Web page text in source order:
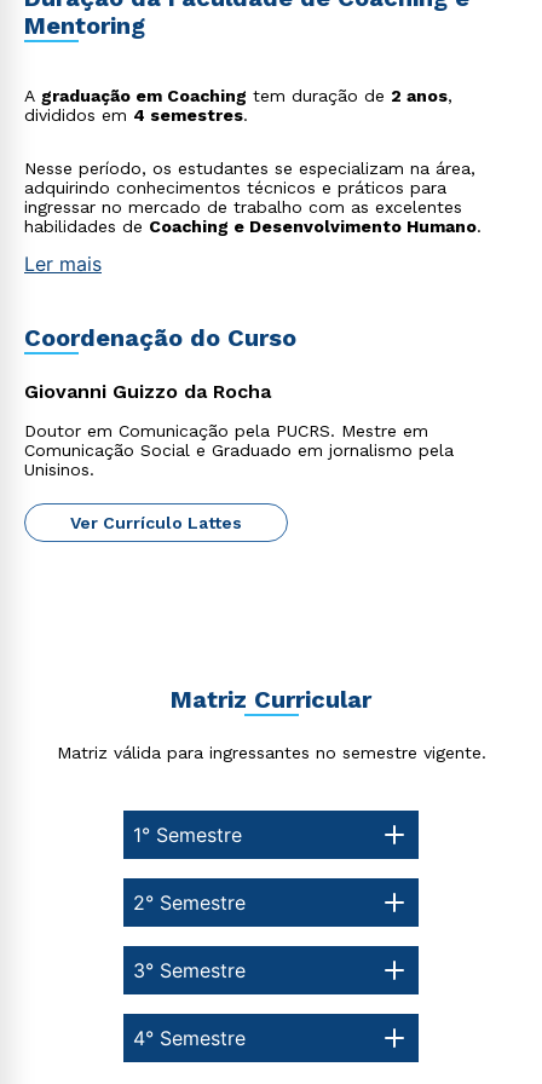
Mentoring
A graduação em Coaching tem duração de 2 anos,
divididos em 4 semestres.
Nesse período, os estudantes se especializam na área,
adquirindo conhecimentos técnicos e práticos para
ingressar no mercado de trabalho com as excelentes
habilidades de Coaching e Desenvolvimento Humano.
Ler mais
Coordenação do Curso
Giovanni Guizzo da Rocha
Doutor em Comunicação pela PUCRS. Mestre em
Comunicação Social e Graduado em jornalismo pela
Unisinos.
Ver Currículo Lattes
Matriz Curricular
Matriz válida para ingressantes no semestre vigente.
1° Semestre
4° Semestre
3° Semestre
2° Semestre
Rápido e fácil
WhatsApp
ou
Estou de acordo com a Política de Privacidade.
envio de conteúdos da Cruzeiro do Sul.